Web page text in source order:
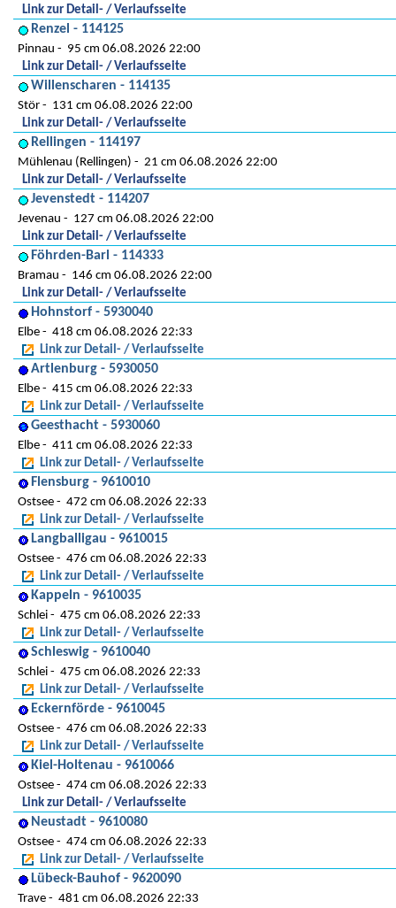
Link zur Detail- / Verlaufsseite
Renzel - 114125
Pinnau
95 cm 06.08.2026 22:00
Link zur Detail- / Verlaufsseite
Willenscharen - 114135
Stör
131 cm 06.08.2026 22:00
Link zur Detail- / Verlaufsseite
Rellingen - 114197
Mühlenau (Rellingen)
21 cm 06.08.2026 22:00
Link zur Detail- / Verlaufsseite
Jevenstedt - 114207
Jevenau
127 cm 06.08.2026 22:00
Link zur Detail- / Verlaufsseite
Föhrden-Barl - 114333
Bramau
146 cm 06.08.2026 22:00
Link zur Detail- / Verlaufsseite
Hohnstorf - 5930040
Elbe
418 cm 06.08.2026 22:33
Link zur Detail- / Verlaufsseite
Artlenburg - 5930050
Elbe
415 cm 06.08.2026 22:33
Link zur Detail- / Verlaufsseite
Geesthacht - 5930060
Elbe
411 cm 06.08.2026 22:33
Link zur Detail- / Verlaufsseite
Flensburg - 9610010
Ostsee
472 cm 06.08.2026 22:33
Link zur Detail- / Verlaufsseite
Langballigau - 9610015
Ostsee
476 cm 06.08.2026 22:33
Link zur Detail- / Verlaufsseite
Kappeln - 9610035
Schlei
475 cm 06.08.2026 22:33
Link zur Detail- / Verlaufsseite
Schleswig - 9610040
Schlei
475 cm 06.08.2026 22:33
Link zur Detail- / Verlaufsseite
Eckernförde - 9610045
Ostsee
476 cm 06.08.2026 22:33
Link zur Detail- / Verlaufsseite
Kiel-Holtenau - 9610066
Ostsee
474 cm 06.08.2026 22:33
Link zur Detail- / Verlaufsseite
Neustadt - 9610080
Ostsee
474 cm 06.08.2026 22:33
Link zur Detail- / Verlaufsseite
Lübeck-Bauhof - 9620090
Trave 481 cm 06.08.2026 22:33